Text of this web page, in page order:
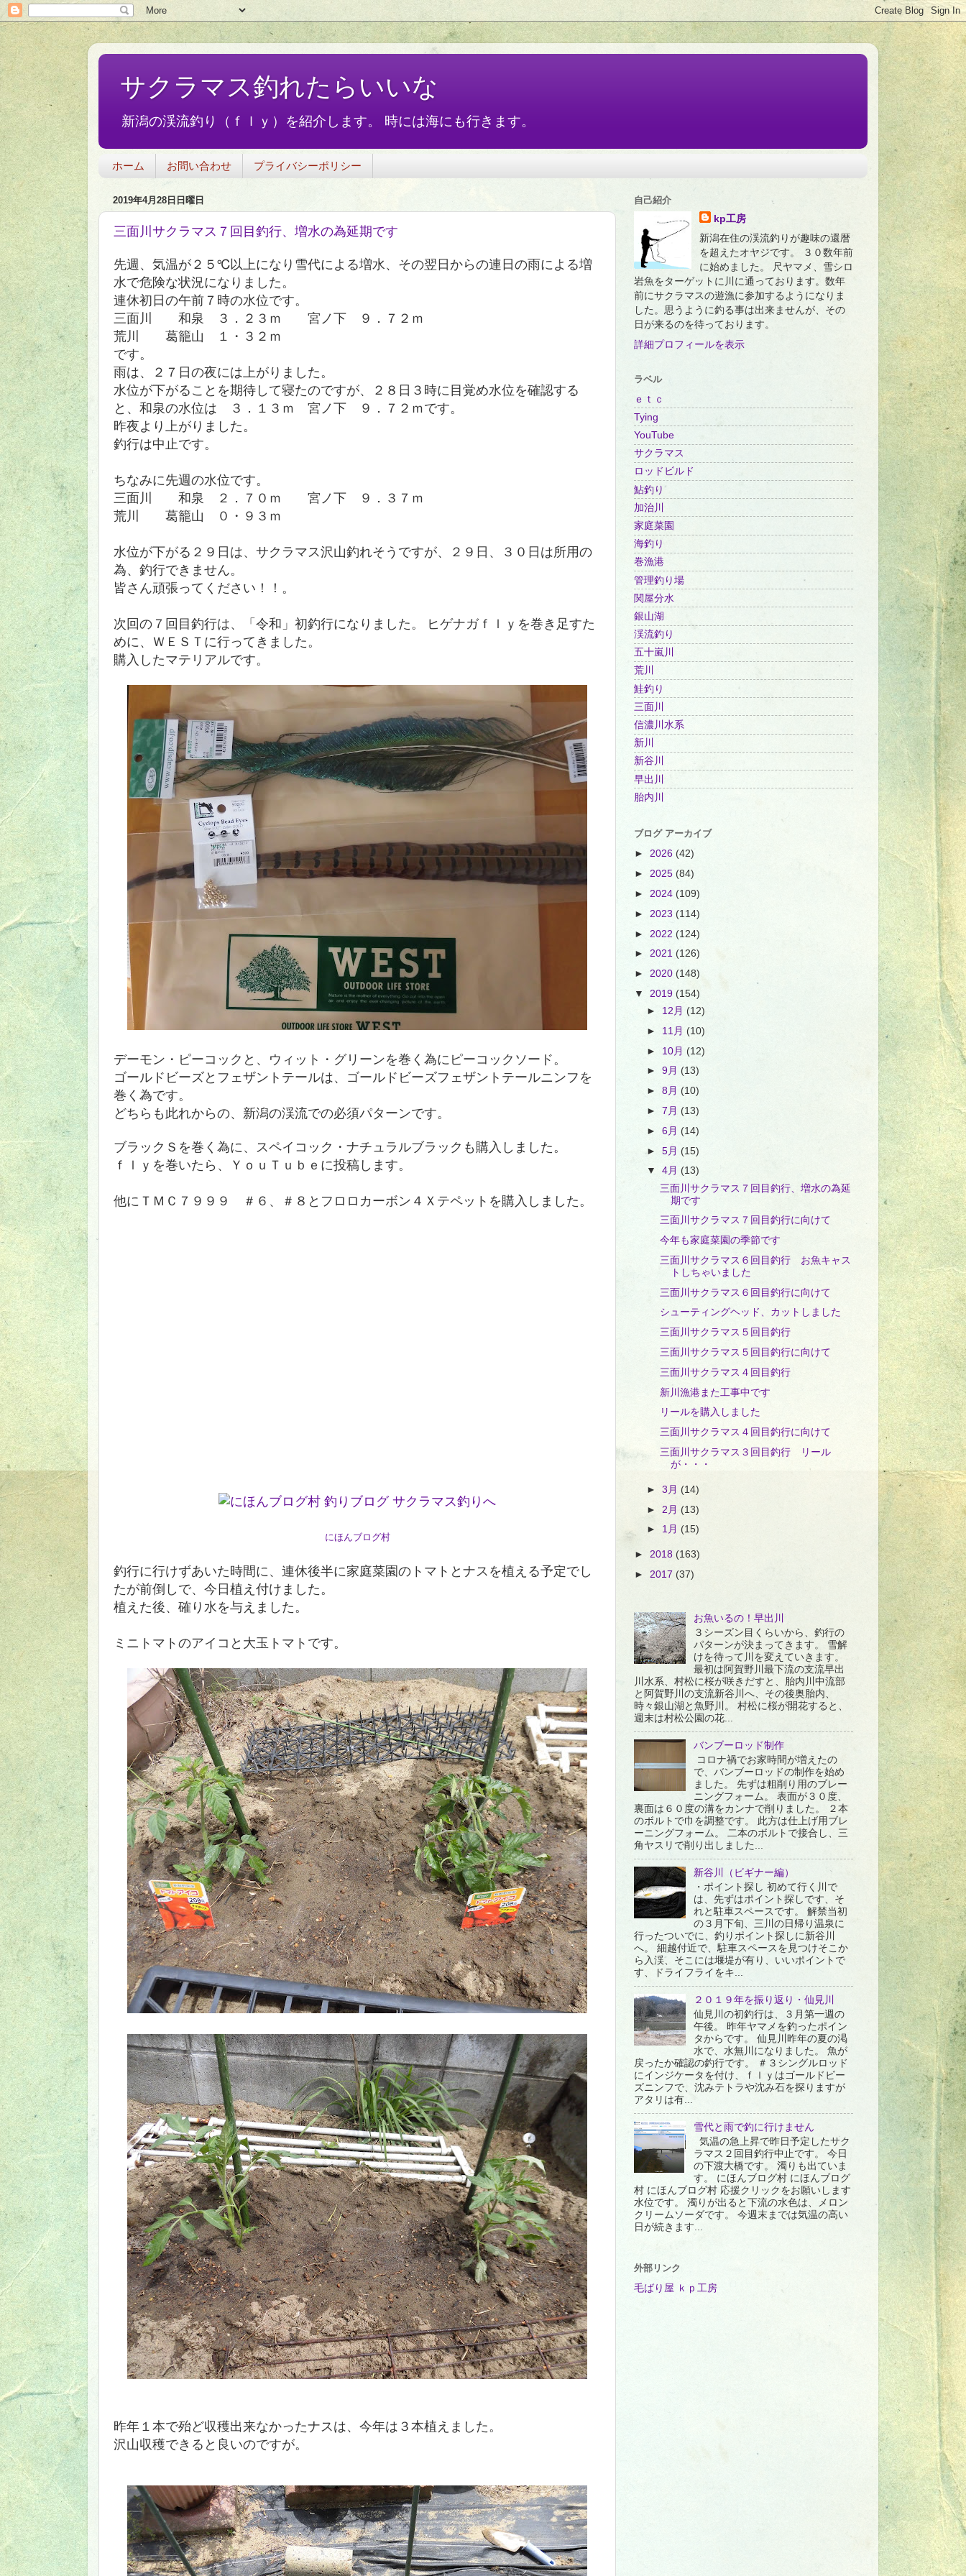
サクラマス釣れたらいいな
新潟の渓流釣り（ｆｌｙ）を紹介します。 時には海にも行きます。
ホーム お問い合わせ プライバシーポリシー
2019年4月28日日曜日
三面川サクラマス７回目釣行、増水の為延期です
先週、気温が２５℃以上になり雪代による増水、その翌日からの連日の雨による増
水で危険な状況になりました。
連休初日の午前７時の水位です。
三面川 和泉 ３．２３ｍ 宮ノ下 ９．７２ｍ
荒川 葛籠山 １・３２ｍ
です。
雨は、２７日の夜には上がりました。
水位が下がることを期待して寝たのですが、２８日３時に目覚め水位を確認する
と、和泉の水位は ３．１３ｍ 宮ノ下 ９．７２ｍです。
昨夜より上がりました。
釣行は中止です。
ちなみに先週の水位です。
三面川 和泉 ２．７０ｍ 宮ノ下 ９．３７ｍ
荒川 葛籠山 ０・９３ｍ
水位が下がる２９日は、サクラマス沢山釣れそうですが、
２９日、３０日は所用の
為、釣行できません。
皆さん頑張ってください！！。
次回の７回目釣行は、「令和」初釣行になりました。
ヒゲナガｆｌｙを巻き足すた
めに、ＷＥＳＴに行ってきました。
購入したマテリアルです。
デーモン・ピーコックと、ウィット・グリーンを巻く為にピーコックソード。
ゴールドビーズとフェザントテールは、ゴールドビーズフェザントテールニンフを
巻く為です。
どちらも此れからの、新潟の渓流での必須パターンです。
ブラックＳを巻く為に、スペイコック・ナチュラルブラックも購入しました。
ｆｌｙを巻いたら、ＹｏｕＴｕｂｅに投稿します。
他にＴＭＣ７９９９ ＃６、＃８とフロロカーボン４Ｘテペットを購入しました。
にほんブログ村
釣行に行けずあいた時間に、連休後半に家庭菜園のトマトとナスを植える予定でし
たが前倒しで、今日植え付けました。
植えた後、確り水を与えました。
ミニトマトのアイコと大玉トマトです。
昨年１本で殆ど収穫出来なかったナスは、今年は３本植えました。
沢山収穫できると良いのですが。
自己紹介
kp工房
新潟在住の渓流釣りが趣味の還暦
を超えたオヤジです。 ３０数年前
に始めました。 尺ヤマメ、雪シロ
岩魚をターゲットに川に通っております。数年
前にサクラマスの遊漁に参加するようになりま
した。思うように釣る事は出来ませんが、その
日が来るのを待っております。
詳細プロフィールを表示
ラベル
ｅｔｃ
Tying
YouTube
サクラマス
ロッドビルド
鮎釣り
加治川
家庭菜園
海釣り
巻漁港
管理釣り場
関屋分水
銀山湖
渓流釣り
五十嵐川
荒川
鮭釣り
三面川
信濃川水系
新川
新谷川
早出川
胎内川
ブログ アーカイブ
► 2026 (42)
► 2025 (84)
► 2024 (109)
► 2023 (114)
► 2022 (124)
► 2021 (126)
► 2020 (148)
▼ 2019 (154)
► 12月 (12)
► 11月(10)
► 10月(12)
►9月(13)
►8月 (10)
►7月(13)
►6月(14)
►5月(15)
▼4月(13)
三面川サクラマス７回目釣行、増水の為延
期です
三面川サクラマス７回目釣行に向けて
今年も家庭菜園の季節です
三面川サクラマス６回目釣行 お魚キャス
トしちゃいました
三面川サクラマス６回目釣行に向けて
シューティングヘッド、カットしました
三面川サクラマス５回目釣行
三面川サクラマス５回目釣行に向けて
三面川サクラマス４回目釣行
新川漁港また工事中です
リールを購入しました
三面川サクラマス４回目釣行に向けて
三面川サクラマス３回目釣行 リール
が・・・
►3月(14)
► 2月 (13)
► 1月 (15)
► 2018 (163)
► 2017 (37)
お魚いるの！早出川
３シーズン目くらいから、釣行の
パターンが決まってきます。 雪解
けを待って川を変えていきます。
最初は阿賀野川最下流の支流早出
川水系、村松に桜が咲きだすと、胎内川中流部
と阿賀野川の支流新谷川へ、その後奥胎内、
時々銀山湖と魚野川。 村松に桜が開花すると、
週末は村松公園の花...
バンブーロッド制作
コロナ禍でお家時間が増えたの
で、バンブーロッドの制作を始め
ました。 先ずは粗削り用のブレー
ニングフォーム。 表面が３０度、
裏面は６０度の溝をカンナで削りました。 ２本
のボルトで巾を調整です。 此方は仕上げ用ブレ
ーニングフォーム。 二本のボルトで接合し、三
角ヤスリで削り出しました...
新谷川（ビギナー編）
・ポイント探し 初めて行く川で
は、先ずはポイント探しです、そ
れと駐車スペースです。 解禁当初
の３月下旬、三川の日帰り温泉に
行ったついでに、釣りポイント探しに新谷川
へ。 細越付近で、駐車スペースを見つけそこか
ら入渓、そこには堰堤が有り、いいポイントで
す、ドライフライをキ...
２０１９年を振り返り・仙見川
仙見川の初釣行は、３月第一週の
午後。 昨年ヤマメを釣ったポイン
タからです。 仙見川昨年の夏の渇
水で、水無川になりました。 魚が
戻ったか確認の釣行です。 ＃３シングルロッド
にインジケータを付け、ｆｌｙはゴールドビー
ズニンフで、沈みテトラや沈み石を探りますが
アタリは有...
雪代と雨で釣に行けません
気温の急上昇で昨日予定したサク
ラマス２回目釣行中止です。 今日
の下渡大橋です。 濁りも出ていま
す。 にほんブログ村 にほんブログ
村 にほんブログ村 応援クリックをお願いします
水位です。 濁りが出ると下流の水色は、メロン
クリームソーダです。 今週末までは気温の高い
日が続きます...
外部リンク
毛ばり屋 ｋｐ工房